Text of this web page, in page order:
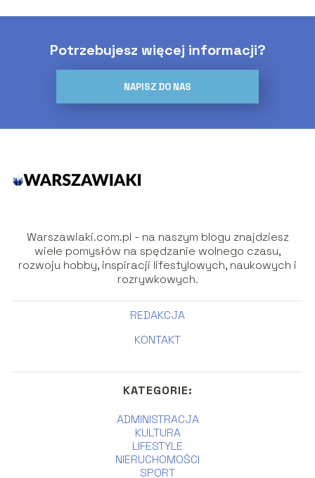
Potrzebujesz więcej informacji?
NAPISZ DO NAS
Warszawiaki.com.pl - na naszym blogu znajdziesz
wiele pomysłów na spędzanie wolnego czasu,
rozwoju hobby, inspiracji lifestylowych, naukowych i
rozrywkowych.
REDAKCJA
KONTAKT
KATEGORIE:
ADMINISTRACJA
KULTURA
LIFESTYLE
NIERUCHOMOŚCI
SPORT